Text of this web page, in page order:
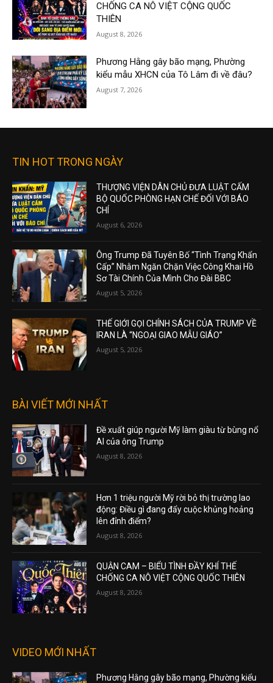
CHỐNG CA NÔ VIỆT CỘNG QUỐC
THIÊN
August 8, 2026
Phương Hằng gây bão mạng, Phường
kiểu mẫu XHCN của Tô Lâm đi về đâu?
August 7, 2026
TIN HOT TRONG NGÀY
THƯỢNG VIỆN DÂN CHỦ ĐƯA LUẬT CẤM
BỘ QUỐC PHÒNG HẠN CHẾ ĐỐI VỚI BÁO
CHÍ
August 6, 2026
Ông Trump Đã Tuyên Bố “Tình Trạng Khẩn
Cấp” Nhằm Ngăn Chặn Việc Công Khai Hồ
Sơ Tài Chính Của Mình Cho Đài BBC
August 5, 2026
THẾ GIỚI GỌI CHÍNH SÁCH CỦA TRUMP VỀ
IRAN LÀ “NGOẠI GIAO MẪU GIÁO”
August 5, 2026
BÀI VIẾT MỚI NHẤT
Đề xuất giúp người Mỹ làm giàu từ bùng nổ
AI của ông Trump
August 8, 2026
Hơn 1 triệu người Mỹ rời bỏ thị trường lao
động: Điều gì đang đẩy cuộc khủng hoảng
lên đỉnh điểm?
August 8, 2026
QUẬN CAM – BIỂU TÌNH ĐẦY KHÍ THẾ
CHỐNG CA NÔ VIỆT CỘNG QUỐC THIÊN
August 8, 2026
VIDEO MỚI NHẤT
Phương Hằng gây bão mạng, Phường kiểu